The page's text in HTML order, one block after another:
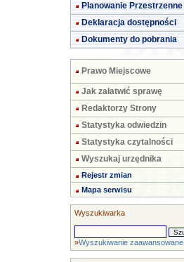
Planowanie Przestrzenne
Deklaracja dostępności
Dokumenty do pobrania
Prawo Miejscowe
Jak załatwić sprawę
Redaktorzy Strony
Statystyka odwiedzin
Statystyka czytalności
Wyszukaj urzędnika
Rejestr zmian
Mapa serwisu
Wyszukiwarka
»Wyszukiwanie zaawansowane